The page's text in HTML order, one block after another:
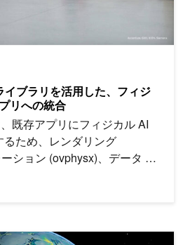
ブラリを活用した、フィジ
リへの統合
既存アプリにフィジカル AI
ため、レンダリング
ション (ovphysx)、データ パ
を C API として公開していま
降の天気を予報する